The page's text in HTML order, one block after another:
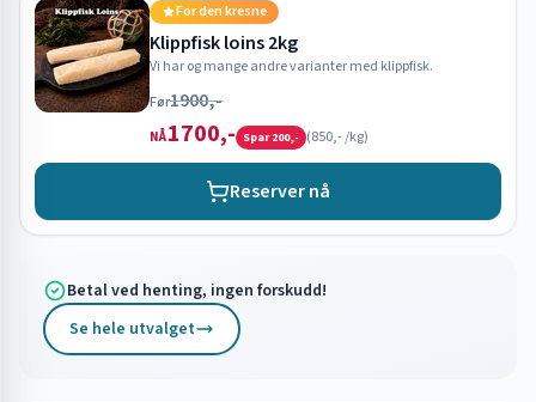
For den kresne
Klippfisk loins 2kg
Vi har og mange andre varianter med klippfisk.
Før1900,-
NÅ1700,- Spar200,- (850,-/kg)
Reserver nå
Betal ved henting, ingen forskudd!
Se hele utvalget